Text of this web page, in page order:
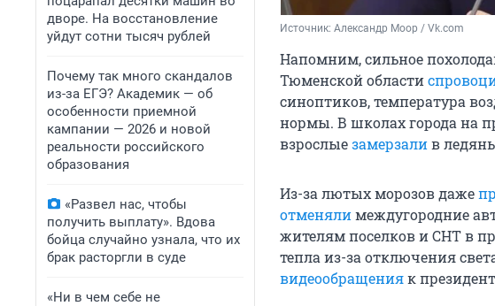
дворе. На восстановление
уйдут сотни тысяч рублей
Почему так много скандалов
из-за ЕГЭ? Академик — об
особенности приемной
кампании — 2026 и новой
реальности российского
образования
«Развел нас, чтобы
получить выплату». Вдова
бойца случайно узнала, что их
брак расторгли в суде
«Ни в чем себе не
Источник: Александр Моор / Vk.com
Напомним, сильное
Тюменской области
синоптиков, температура
нормы. В школах города на
взрослыезамерзалив
Из-за лютых морозов даже
отменялимеждугородние
жителям поселков и СНТ в
тепла из-за отключения
видеообращенияк